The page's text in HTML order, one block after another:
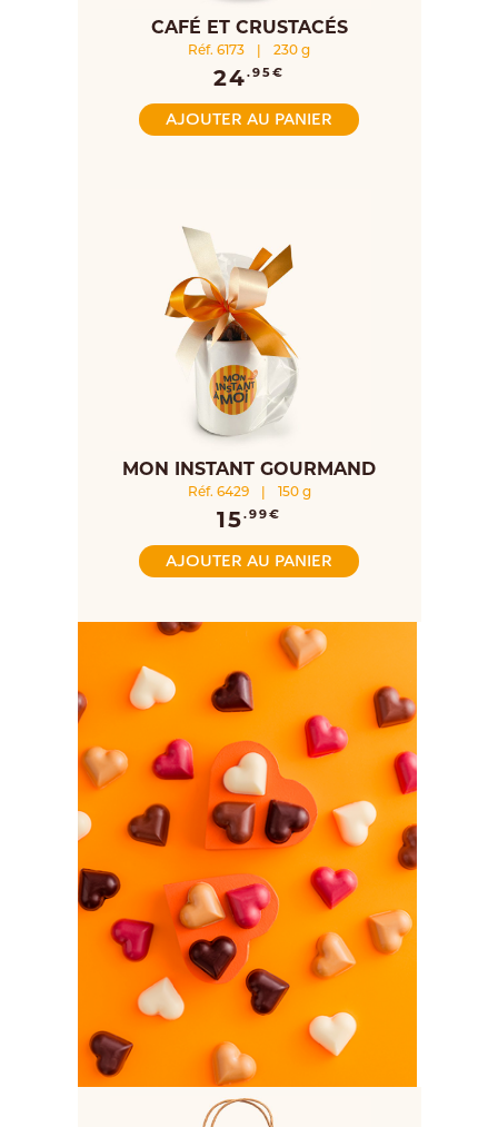
CAFÉ ET CRUSTACÉS
Réf. 6173 230 g
24.95€
AJOUTER AU PANIER
MON INSTANT GOURMAND
Réf. 6429 150 g
15.99€
AJOUTER AU PANIER